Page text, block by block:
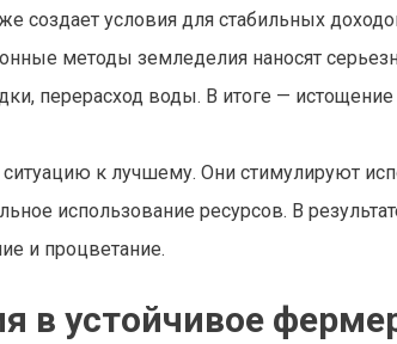
создает условия для стабильных
методы земледелия наносят
перерасход воды. В итоге — истощение
к лучшему. Они стимулируют
использование ресурсов. В
и процветание.
в устойчивое